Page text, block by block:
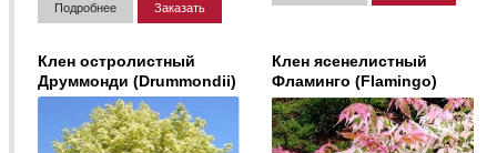
Подробнее Заказать
Клен остролистный
Друммонди (Drummondii)
Клен ясенелистный
Фламинго (Flamingo)